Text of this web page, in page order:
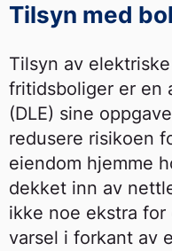
Tilsyn med
Tilsyn av
fritidsboliger er en
(DLE) sine
redusere risikoen
eiendom hjemme
dekket inn av
ikke noe ekstra
varsel i forkant av